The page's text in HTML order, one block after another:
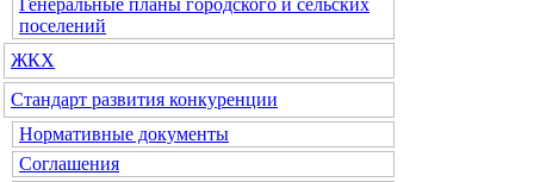
Генеральные планы городского и сельских
поселений
ЖКХ
Стандарт развития конкуренции
Нормативные документы
Соглашения